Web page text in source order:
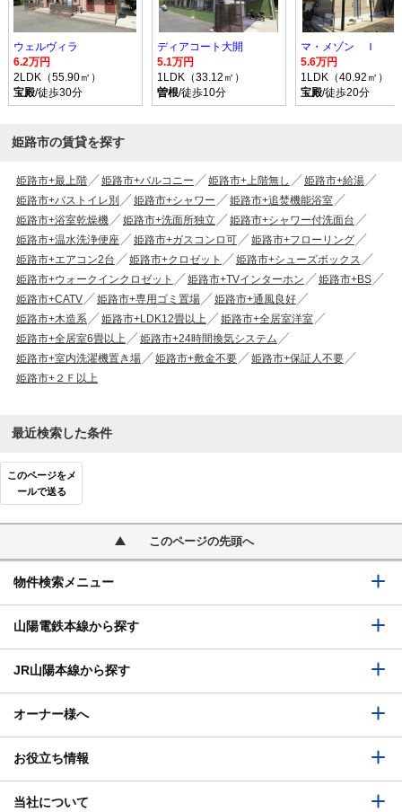
ウェルヴィラ
6.2万円
2LDK（55.90㎡）
宝殿/徒歩30分
ディアコート大開
5.1万円
1LDK（33.12㎡）
曽根/徒歩10分
マ・メゾン Ｉ
5.6万円
1LDK（40.92㎡）
宝殿/徒歩20分
姫路市の賃貸を探す
姫路市+最上階 姫路市+バルコニー 姫路市+上階無し
姫路市+給湯
姫路市+バストイレ別
姫路市+シャワー
姫路市+追焚機能浴室
姫路市+浴室乾燥機
姫路市+洗面所独立
姫路市+シャワー付洗面台
姫路市+温水洗浄便座
姫路市+ガスコンロ可
姫路市+フローリング
姫路市+エアコン2台
姫路市+クロゼット
姫路市+シューズボックス
姫路市+ウォークインクロゼット
姫路市+TVインターホン
姫路市+BS
姫路市+CATV
姫路市+専用ゴミ置場
姫路市+通風良好
姫路市+木造系
姫路市+LDK12畳以上
姫路市+全居室洋室
姫路市+全居室6畳以上
姫路市+24時間換気システム
姫路市+室内洗濯機置き場
姫路市+敷金不要
姫路市+保証人不要
姫路市+２Ｆ以上
最近検索した条件
このページをメ
ールで送る
このページの先頭へ
物件検索メニュー
山陽電鉄本線から探す
JR山陽本線から探す
オーナー様へ
お役立ち情報
当社について